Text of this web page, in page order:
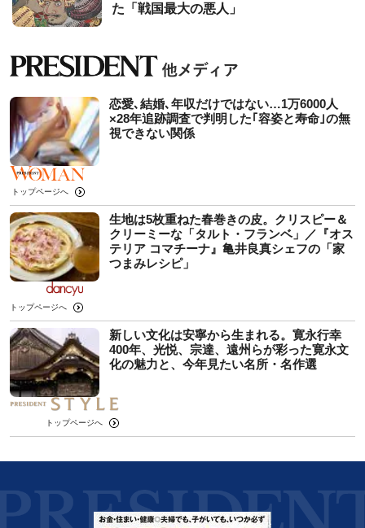
た「戦国最大の悪人」
恋愛､結婚､年収だけではない…1万6000人
×28年追跡調査で判明した｢容姿と寿命｣の無
視できない関係
トップページへ
生地は5枚重ねた春巻きの皮。クリスピー＆
クリーミーな「タルト・フランベ」／『オス
テリア コマチーナ』亀井良真シェフの「家
つまみレシピ」
トップページへ
新しい文化は安寧から生まれる。寛永行幸
400年、光悦、宗達、遠州らが彩った寛永文
化の魅力と、今年見たい名所・名作選
トップページへ